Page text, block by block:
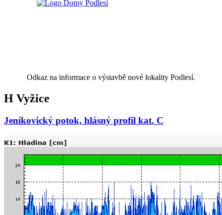
Odkaz na informace o výstavbě nové lokality Podlesí.
H Vyžice
Jeníkovický potok, hlásný profil kat. C